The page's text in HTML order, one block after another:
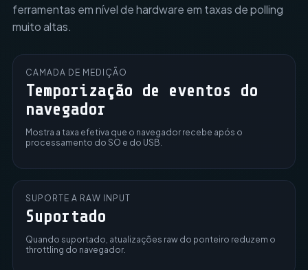
ferramentas em nível de hardware em taxas de polling
muito altas.
CAMADA DE MEDIÇÃO
Temporização de eventos do
navegador
Mostra a taxa efetiva que o navegador recebe após o
processamento do SO e do USB.
SUPORTE A RAW INPUT
Suportado
Quando suportado, atualizações raw do ponteiro reduzem o
throttling do navegador.